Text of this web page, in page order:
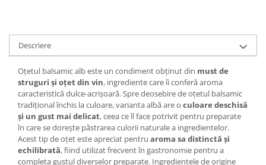
Descriere
Oțetul balsamic alb este un condiment obținut din must de
struguri și oțet din vin, ingrediente care îi conferă aroma
caracteristică dulce-acrișoară. Spre deosebire de oțetul balsamic
tradițional închis la culoare, varianta albă are o culoare deschisă
și un gust mai delicat, ceea ce îl face potrivit pentru preparate
în care se dorește păstrarea culorii naturale a ingredientelor.
Acest tip de oțet este apreciat pentru aroma sa distinctă și
echilibrată, fiind utilizat frecvent în gastronomie pentru a
completa gustul diverselor preparate. Ingredientele de origine